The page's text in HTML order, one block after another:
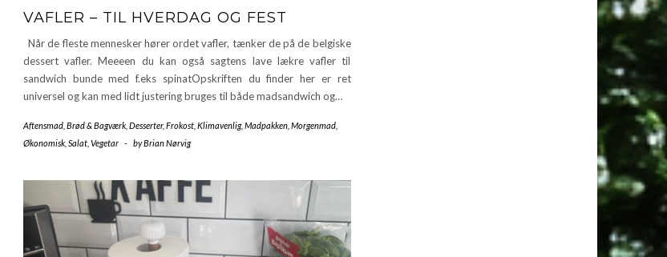
VAFLER – TIL HVERDAG OG FEST
Når de fleste mennesker hører ordet vafler, tænker de på de belgiske
dessert vafler. Meeeen du kan også sagtens lave lækre vafler til
sandwich bunde med f.eks spinatOpskriften du finder her er ret
universel og kan med lidt justering bruges til både madsandwich og…
Aftensmad, Brød & Bagværk, Desserter, Frokost, Klimavenlig, Madpakken, Morgenmad,
Økonomisk, Salat, Vegetar - byBrian Nørvig